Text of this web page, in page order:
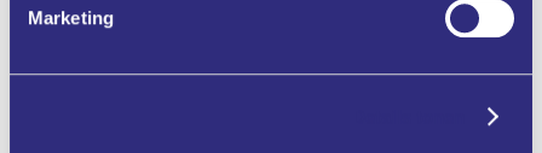
Marketing
DIENSTEN
STUDIES